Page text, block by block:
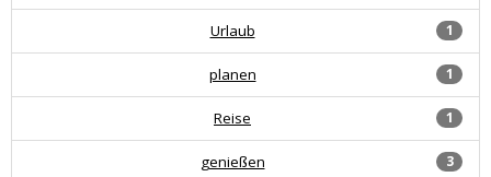
1
Urlaub
1
planen
1
Reise
3
genießen